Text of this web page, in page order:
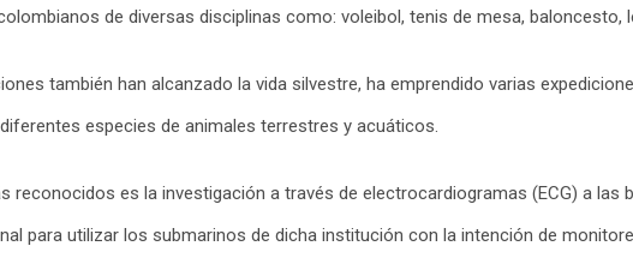
de diversas disciplinas como: voleibol, tenis de mesa,
también han alcanzado la vida silvestre, ha emprendido varias
especies de animales terrestres y acuáticos.
reconocidos es la investigación a través de electrocardiogramas (ECG) a
para utilizar los submarinos de dicha institución con la intención de